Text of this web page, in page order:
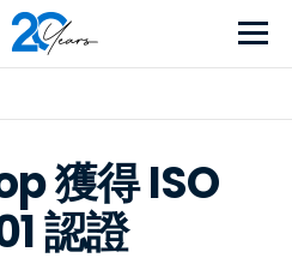
獲得 ISO
認證